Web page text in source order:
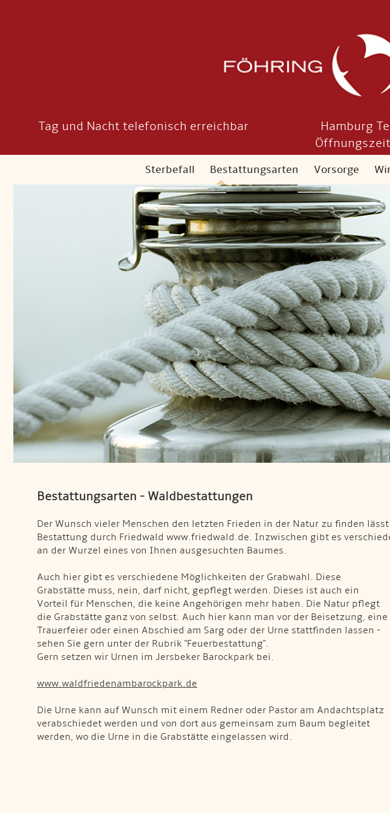
Tag und Nacht telefonisch erreichbar
Hamburg
Sterbefall Bestattungsarten Vorsorge
Bestattungsarten - Waldbestattungen
Der Wunsch vieler Menschen den letzten Frieden in der Natur zu finden
Bestattung durch Friedwald www.friedwald.de. Inzwischen gibt es
an der Wurzel eines von Ihnen ausgesuchten Baumes.
Auch hier gibt es verschiedene Möglichkeiten der Grabwahl. Diese
Grabstätte muss, nein, darf nicht, gepflegt werden. Dieses ist auch ein
Vorteil für Menschen, die keine Angehörigen mehr haben. Die Natur pflegt
die Grabstätte ganz von selbst. Auch hier kann man vor der Beisetzung, eine
Trauerfeier oder einen Abschied am Sarg oder der Urne stattfinden lassen -
sehen Sie gern unter der Rubrik "Feuerbestattung".
Gern setzen wir Urnen im Jersbeker Barockpark bei.
www.waldfriedenambarockpark.de
Die Urne kann auf Wunsch mit einem Redner oder Pastor am Andachtsplatz
verabschiedet werden und von dort aus gemeinsam zum Baum begleitet
werden, wo die Urne in die Grabstätte eingelassen wird.